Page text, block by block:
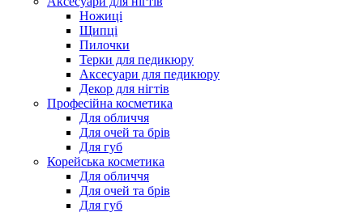
Ножиці
Щипці
Пилочки
Терки для педикюру
Аксесуари для педикюру
Декор для нігтів
Професійна косметика
Для обличчя
Для очей та брів
Для губ
Корейська косметика
Для обличчя
Для очей та брів
Для губ